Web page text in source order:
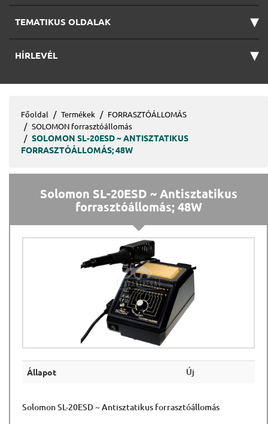
TEMATIKUS OLDALAK ▾
HÍRLEVÉL ▾
Főoldal Termékek
FORRASZTÓÁLLOMÁS
SOLOMON forrasztóállomás
SOLOMON SL-20ESD ~ ANTISZTATIKUS
FORRASZTÓÁLLOMÁS; 48W
Solomon SL-20ESD ~ Antisztatikus
forrasztóállomás; 48W
Állapot Új
Solomon SL-20ESD ~ Antisztatikus forrasztóállomás